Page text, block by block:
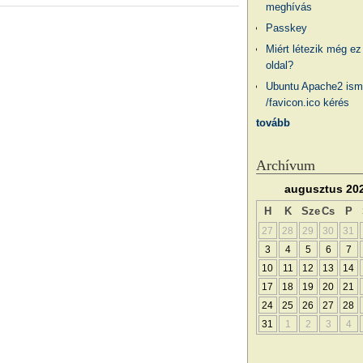
meghívás
Passkey
Miért létezik még
oldal?
Ubuntu Apache2
/favicon.ico kérés
tovább
Archívum
augusztus
H K SzeCs P
27 28 29 30
31
3
4 5 6
7
10
11 12 13
14
17
18 19 20
21
24
25 26 27
28
31
1 2 3 4